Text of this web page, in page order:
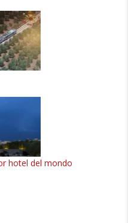
hotel del mondo